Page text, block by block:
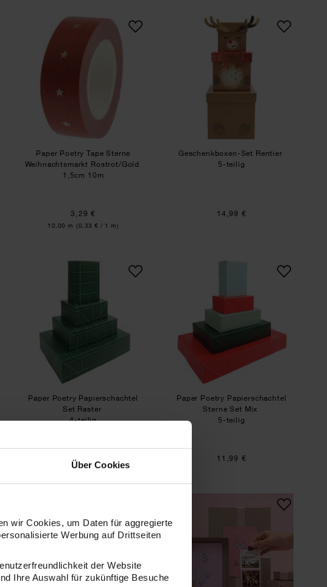
Über Cookies
wir Cookies, um Daten für aggregierte
Werbung auf Drittseiten
der Website
Ihre Auswahl für zukünftige Besuche
mit floralen Motiven gestalten
Paper Poetry Tape Sterne Weihnachtsmarkt Rostrot/
Paper Poetry Tape Sterne
Weihnachtsmarkt Rostrot/Gold
1,5cm 10m
3,29 €
Inhalt:
10,00 m (0,33 € / 1 m)
Geschenkboxen-Set
Geschenkboxen-Set Rentier
5-teilig
14,99 €
Set WeihnachtsmannPaper Poetry Papierschachtel Set Raster
Paper Poetry Papierschachtel
Set Raster
4-teilig
6,99 €
Paper Poetry Papierschachtel
Sterne Set Mix
5-teilig
11,99 €